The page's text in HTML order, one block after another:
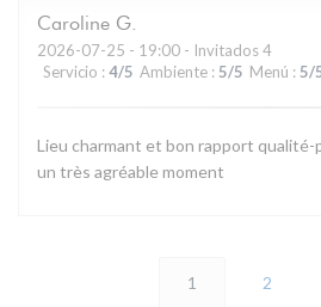
Caroline G
2026-07-25 - 19:00 - Invitados 4
Servicio : 4/5 Ambiente : 5/5 Menú : 5/
Lieu charmant et bon rapport qualité-
un très agréable moment
1 2